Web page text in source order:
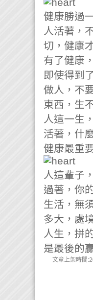
健康勝過
人活著，
切，健康
有了健康
即使得到
做人，不
東西，生
人這一生
活著，什
健康最重
人這輩子
過著，你
生活，無
多大，處
人生，拼
是最後的
文章上架時間